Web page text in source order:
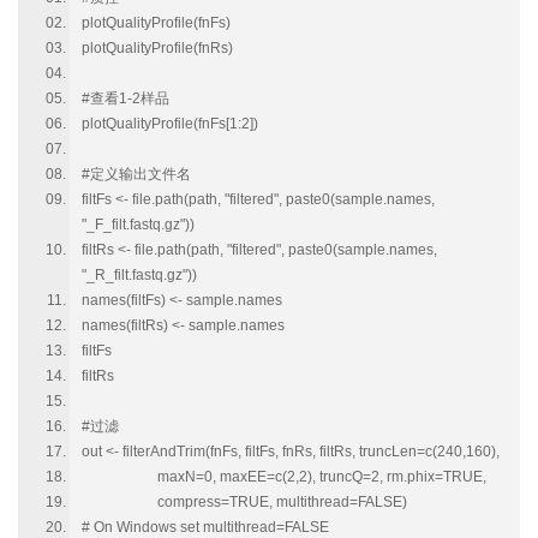
plotQualityProfile(fnFs)
plotQualityProfile(fnRs)
#查看1-2样品
plotQualityProfile(fnFs[1:2])
#定义输出文件名
filtFs <- file.path(path, "filtered", paste0(sample.names,
"_F_filt.fastq.gz"))
filtRs <- file.path(path, "filtered", paste0(sample.names,
"_R_filt.fastq.gz"))
names(filtFs) <- sample.names
names(filtRs) <- sample.names
filtFs
filtRs
#过滤
out <- filterAndTrim(fnFs, filtFs, fnRs, filtRs, truncLen=c(240,160),
maxN=0, maxEE=c(2,2), truncQ=2, rm.phix=TRUE,
compress=TRUE, multithread=FALSE)
# On Windows set multithread=FALSE